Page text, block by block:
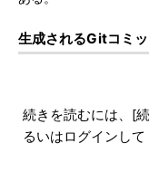
生成されるGitコミ
続きを読むには、[
るいはログインして